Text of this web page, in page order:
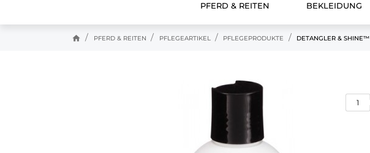
PFERD & REITEN BEKLEIDUNG
home PFERD & REITEN PFLEGEARTIKEL PFLEGEPRODUKTE DETANGLER & SHINE™
1